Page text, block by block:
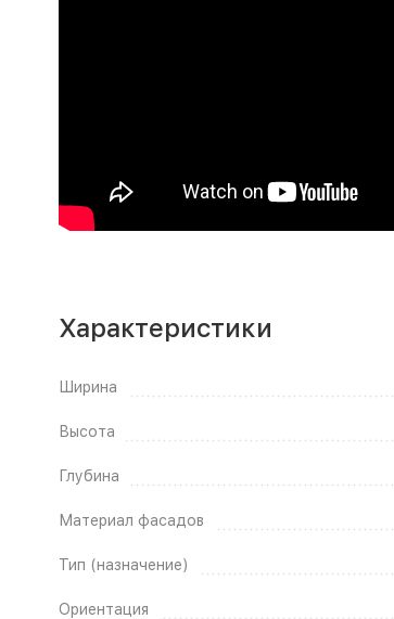
Характеристики
Ширина
Высота
Глубина
Материал фасадов
Тип (назначение)
Ориентация